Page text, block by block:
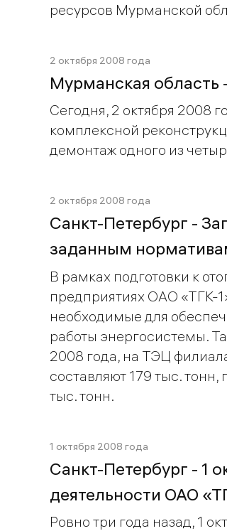
ресурсов Мурманской
2 октября 2008 года
Мурманская область
Сегодня, 2 октября 2008
комплексной
демонтаж одного из
2 октября 2008 года
Санкт-Петербург -
заданным
В рамках подготовки к
предприятиях ОАО «ТГК-
необходимые для
работы энергосистемы.
2008 года, на ТЭЦ
составляют 179 тыс. тонн,
тыс. тонн.
1 октября 2008 года
Санкт-Петербург - 1
деятельности ОАО
Ровно три года назад, 1